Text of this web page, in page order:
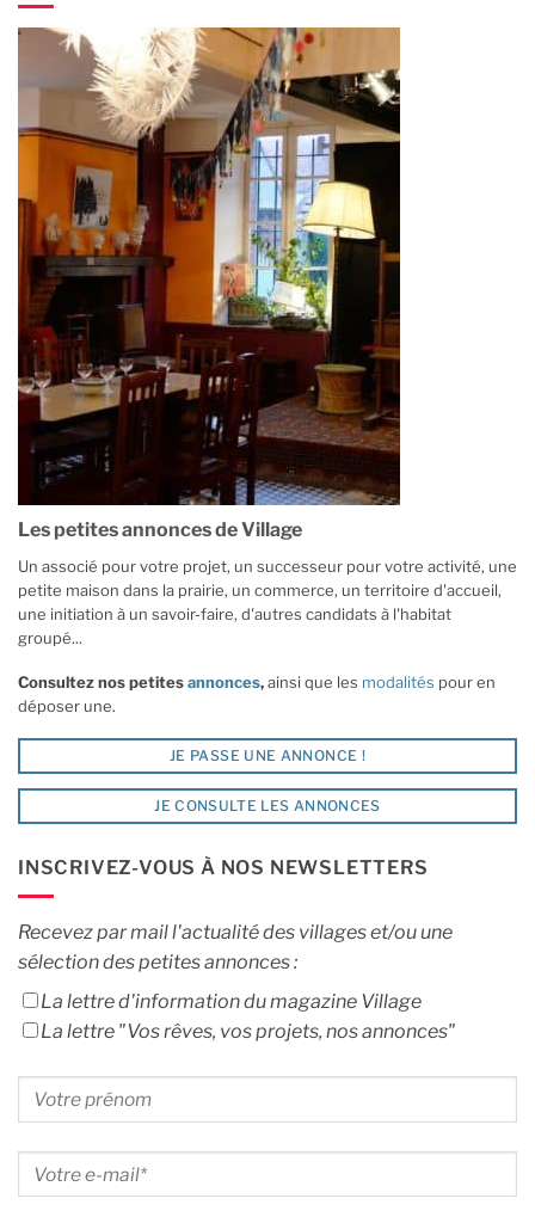
Les petites annonces de Village
Un associé pour votre projet, un successeur pour votre activité, une
petite maison dans la prairie, un commerce, un territoire d'accueil,
une initiation à un savoir-faire, d'autres candidats à l'habitat
groupé...
Consultez nos petitesannonces,ainsi que les modalités pour en
déposer une.
JE PASSE UNE ANNONCE !
JE CONSULTE LES ANNONCES
INSCRIVEZ-VOUS À NOS NEWSLETTERS
Recevez par mail l'actualité des villages et/ou une
sélection des petites annonces :
La lettre d'information du magazine Village
La lettre "Vos rêves, vos projets, nos annonces"